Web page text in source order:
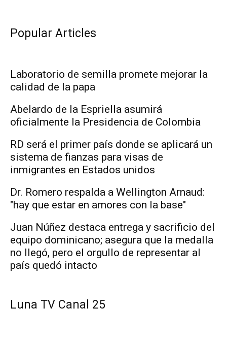
Popular Articles
Laboratorio de semilla promete mejorar la
calidad de la papa
Abelardo de la Espriella asumirá
oficialmente la Presidencia de Colombia
RD será el primer país donde se aplicará un
sistema de fianzas para visas de
inmigrantes en Estados unidos
Dr. Romero respalda a Wellington Arnaud:
"hay que estar en amores con la base"
Juan Núñez destaca entrega y sacrificio del
equipo dominicano; asegura que la medalla
no llegó, pero el orgullo de representar al
país quedó intacto
Luna TV Canal 25